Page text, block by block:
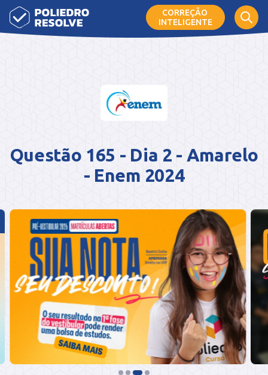
CORREÇÃO
INTELIGENTE
Questão 165 - Dia 2 - Amarelo
- Enem 2024